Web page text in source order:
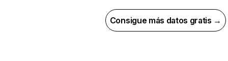
Consigue más datos gratis →